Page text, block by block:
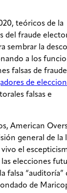
teóricos de la
del fraude
sembrar la
a los
falsas de fraude
de
falsas e
American
general de la
el
elecciones
falsa “auditoría”
de